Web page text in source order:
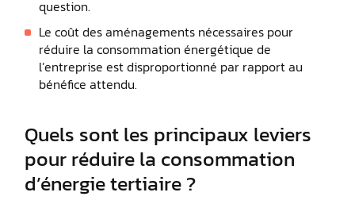
question.
Le coût des aménagements nécessaires pour
réduire la consommation énergétique de
l’entreprise est disproportionné par rapport au
bénéfice attendu.
Quels sont les principaux leviers
pour réduire la consommation
d’énergie tertiaire ?